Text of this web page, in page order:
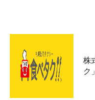
株
ク」